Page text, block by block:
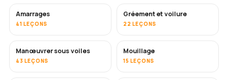
Amarrages
41 LEÇONS
Gréement et voilure
22 LEÇONS
Manœuvrer sous voiles
43 LEÇONS
Mouillage
15 LEÇONS